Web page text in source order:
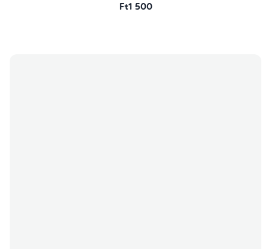
Ft1 500